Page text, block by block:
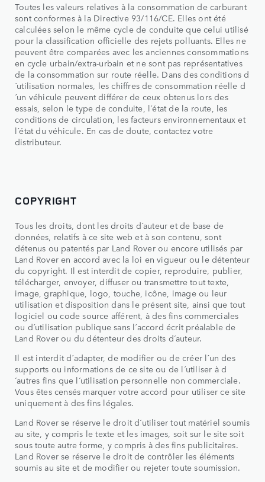
Toutes les valeurs relatives à la consommation de carburant
sont conformes à la Directive 93/116/CE. Elles ont été
calculées selon le même cycle de conduite que celui utilisé
pour la classification officielle des rejets polluants. Elles ne
peuvent être comparées avec les anciennes consommations
en cycle urbain/extra-urbain et ne sont pas représentatives
de la consommation sur route réelle. Dans des conditions d
´utilisation normales, les chiffres de consommation réelle d
´un véhicule peuvent différer de ceux obtenus lors des
essais, selon le type de conduite, l´état de la route, les
conditions de circulation, les facteurs environnementaux et
l´état du véhicule. En cas de doute, contactez votre
distributeur.
COPYRIGHT
Tous les droits, dont les droits d´auteur et de base de
données, relatifs à ce site web et à son contenu, sont
détenus ou patentés par Land Rover ou encore utilisés par
Land Rover en accord avec la loi en vigueur ou le détenteur
du copyright. Il est interdit de copier, reproduire, publier,
télécharger, envoyer, diffuser ou transmettre tout texte,
image, graphique, logo, touche, icône, image ou leur
utilisation et disposition dans le présent site, ainsi que tout
logiciel ou code source afférent, à des fins commerciales
ou d´utilisation publique sans l´accord écrit préalable de
Land Rover ou du détenteur des droits d´auteur.
Il est interdit d´adapter, de modifier ou de créer l´un des
supports ou informations de ce site ou de l´utiliser à d
´autres fins que l´utilisation personnelle non commerciale.
Vous êtes censés marquer votre accord pour utiliser ce site
uniquement à des fins légales.
Land Rover se réserve le droit d´utiliser tout matériel soumis
au site, y compris le texte et les images, soit sur le site soit
sous toute autre forme, y compris à des fins publicitaires.
Land Rover se réserve le droit de contrôler les éléments
soumis au site et de modifier ou rejeter toute soumission.